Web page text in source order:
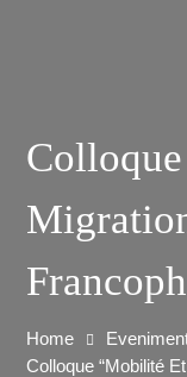
Home
Colloque “Mobilité